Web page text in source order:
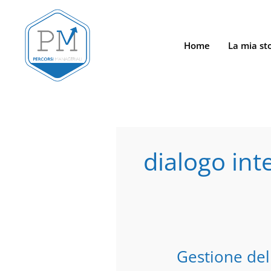
contenuto
Home
La mia
dialogo
Gestione
Gestione